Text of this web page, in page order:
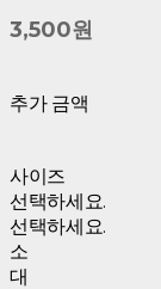
3,500원
추가 금액
사이즈
선택하세요.
선택하세요.
소
대